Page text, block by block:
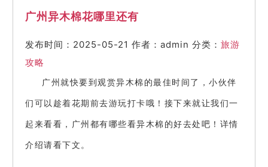
广州异木棉花哪里还有
发布时间：2025-05-21 作者：admin 分类： 旅游
攻略
广州就快要到观赏异木棉的最佳时间了，小伙伴
们可以趁着花期前去游玩打卡哦！接下来就让我们一
起来看看，广州都有哪些看异木棉的好去处吧！详情
介绍请看下文。